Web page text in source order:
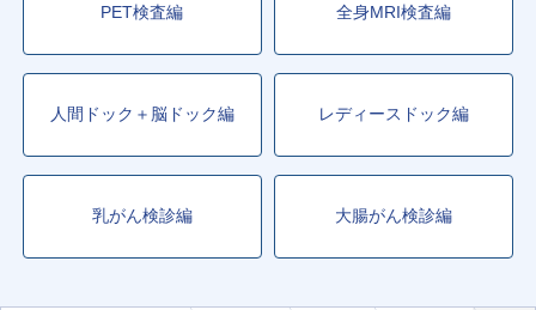
PET検査編 全身MRI検査編
人間ドック＋脳ドック編 レディースドック編
乳がん検診編 大腸がん検診編